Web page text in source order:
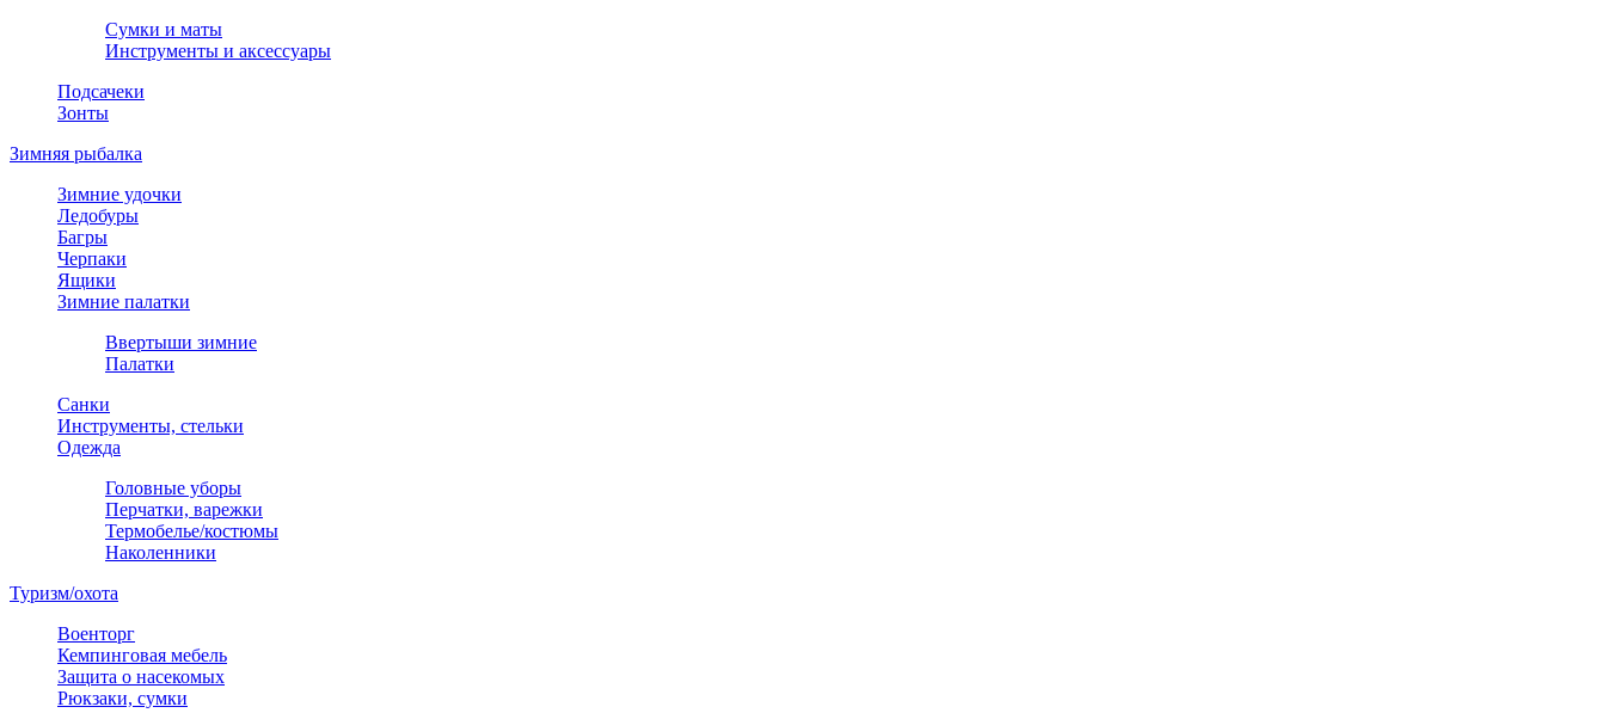
Сумки и маты
Инструменты и аксессуары
Подсачеки
Зонты
Зимняя рыбалка
Зимние удочки
Ледобуры
Багры
Черпаки
Ящики
Зимние палатки
Ввертыши зимние
Палатки
Санки
Инструменты, стельки
Одежда
Головные уборы
Перчатки, варежки
Термобелье/костюмы
Наколенники
Туризм/охота
Военторг
Кемпинговая мебель
Защита о насекомых
Рюкзаки, сумки